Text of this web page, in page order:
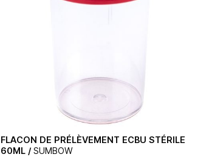
FLACON DE PRÉLÈVEMENT ECBU STÉRILE
60ML / SUMBOW